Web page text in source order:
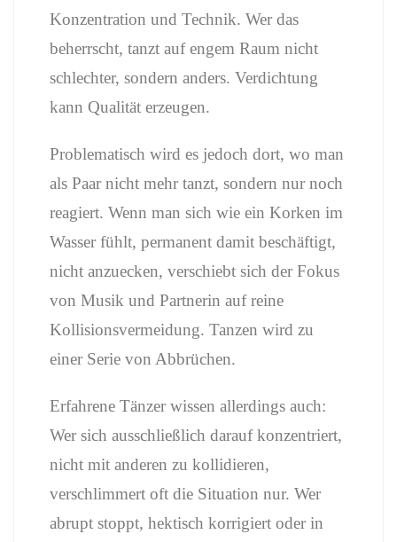
Konzentration und Technik. Wer das
beherrscht, tanzt auf engem Raum nicht
schlechter, sondern anders. Verdichtung
kann Qualität erzeugen.
Problematisch wird es jedoch dort, wo man
als Paar nicht mehr tanzt, sondern nur noch
reagiert. Wenn man sich wie ein Korken im
Wasser fühlt, permanent damit beschäftigt,
nicht anzuecken, verschiebt sich der Fokus
von Musik und Partnerin auf reine
Kollisionsvermeidung. Tanzen wird zu
einer Serie von Abbrüchen.
Erfahrene Tänzer wissen allerdings auch:
Wer sich ausschließlich darauf konzentriert,
nicht mit anderen zu kollidieren,
verschlimmert oft die Situation nur. Wer
abrupt stoppt, hektisch korrigiert oder in